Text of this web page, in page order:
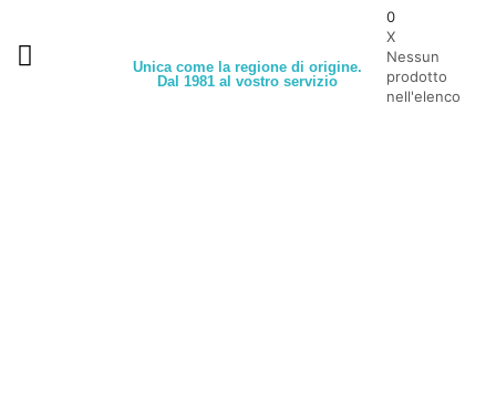
Unica come la regione di origine.
Dal 1981 al vostro servizio
0
X
Nessun
prodotto
nell'elenco